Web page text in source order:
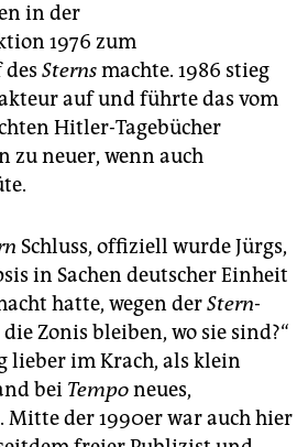
in der
1976 zum
Sternsmachte. 1986 stieg
auf und führte das vom
Hitler-Tagebücher
zu neuer, wenn auch
Schluss, offiziell wurde Jürgs,
in Sachen deutscher Einheit
hatte, wegen derStern-
Zonis bleiben, wo sie sind?“
lieber im Krach, als klein
bei Temponeues,
Mitte der 1990er war auch hier